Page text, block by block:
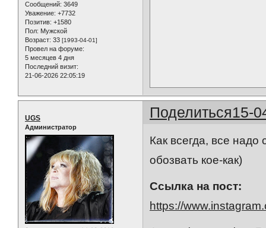
Сообщений: 3649
Уважение: +7732
Позитив: +1580
Пол: Мужской
Возраст: 33 [1993-04-01]
Провел на форуме:
5 месяцев 4 дня
Последний визит:
21-06-2026 22:05:19
Поделиться15-
UGS
Администратор
Как всегда, все надо
обозвать кое-как)
Ссылка на пост:
https://